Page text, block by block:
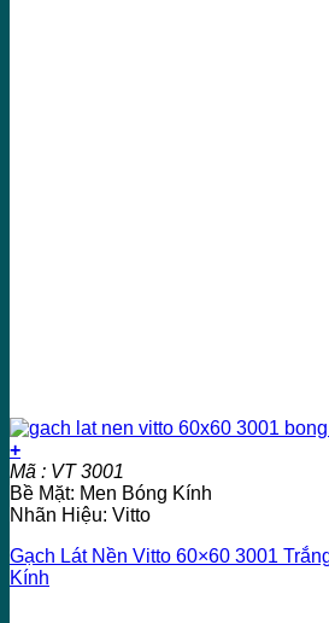
+
Mã : VT 3001
Bề Mặt: Men Bóng Kính
Nhãn Hiệu: Vitto
Gạch Lát Nền Vitto 60×60 3001
Kính